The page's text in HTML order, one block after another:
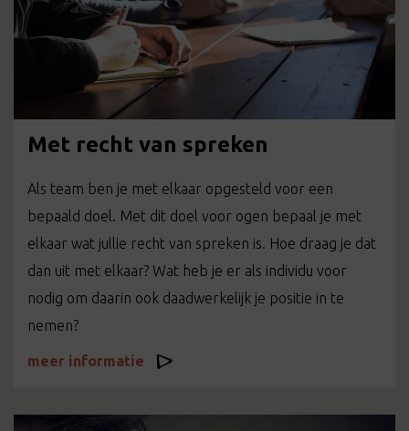
Met recht van spreken
Als team ben je met elkaar opgesteld voor een
bepaald doel. Met dit doel voor ogen bepaal je met
elkaar wat jullie recht van spreken is. Hoe draag je dat
dan uit met elkaar? Wat heb je er als individu voor
nodig om daarin ook daadwerkelijk je positie in te
nemen?
meer informatie